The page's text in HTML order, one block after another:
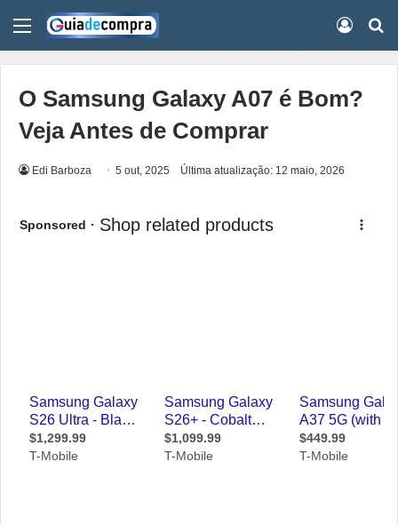
Menu
O Samsung Galaxy A07 é Bom?
Veja Antes de Comprar
Edi Barboza 5 out, 2025 Última atualização: 12 maio, 2026